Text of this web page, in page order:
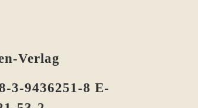
Verlag
3-9436251-8 E-